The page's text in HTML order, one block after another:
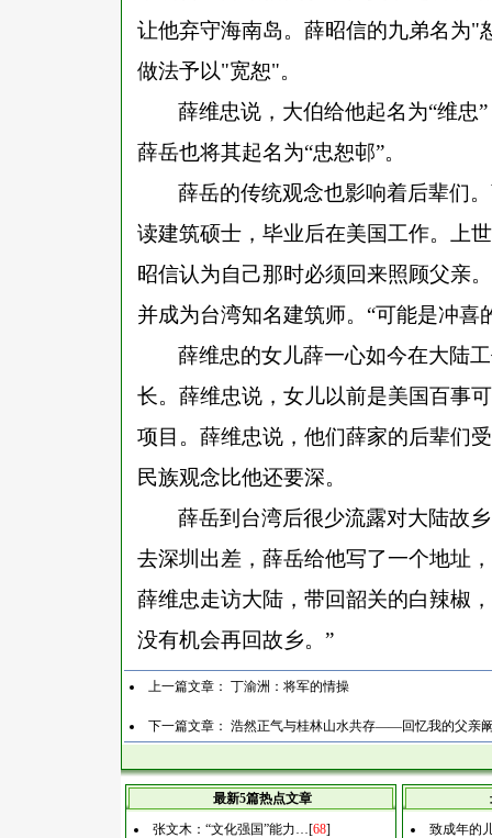
让他弃守海南岛。薛昭信的九弟名为"
做法予以"宽恕"。
薛维忠说，大伯给他起名为“维忠”
薛岳也将其起名为“忠恕邨”。
薛岳的传统观念也影响着后辈们
读建筑硕士，毕业后在美国工作。上
昭信认为自己那时必须回来照顾父亲。
并成为台湾知名建筑师。 “可能是冲喜
薛维忠的女儿薛一心如今在大陆
长。薛维忠说，女儿以前是美国百事
项目。薛维忠说，他们薛家的后辈们
民族观念比他还要深。
薛岳到台湾后很少流露对大陆故
去深圳出差，薛岳给他写了一个地址
薛维忠走访大陆，带回韶关的白辣椒
没有机会再回故乡。 ”
上一篇文章： 丁渝洲：将军的情操
下一篇文章： 浩然正气与桂林山水共存——回忆我的父亲
最新5篇热点文章
张文木：“文化强国”能力…[68]
致成年的